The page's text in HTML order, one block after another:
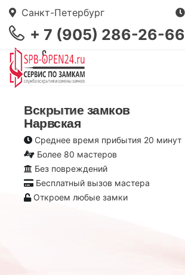
Санкт-Петербург
+ 7 (905) 286-26-66
Вскрытие замков
Нарвская
Среднее время прибытия 20 минут
Более 80 мастеров
Без повреждений
Бесплатный вызов мастера
Откроем любые замки